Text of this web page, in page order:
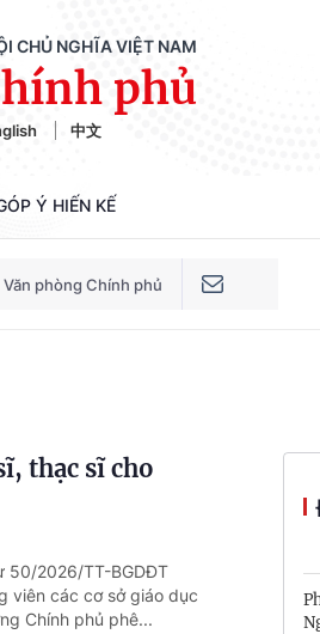
CHỦ NGHĨA VIỆT NAM
phủ
中文
Ý HIẾN KẾ
Văn phòng Chính phủ
thạc sĩ cho
50/2026/TT-BGDĐT
viên các cơ sở giáo dục
Chính phủ phê...